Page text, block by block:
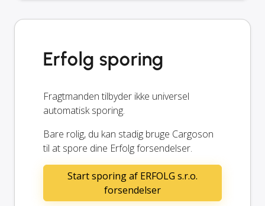
Erfolg sporing
Fragtmanden tilbyder ikke universel
automatisk sporing.
Bare rolig, du kan stadig bruge Cargoson
til at spore dine Erfolg forsendelser.
Start sporing af ERFOLG s.r.o.
forsendelser